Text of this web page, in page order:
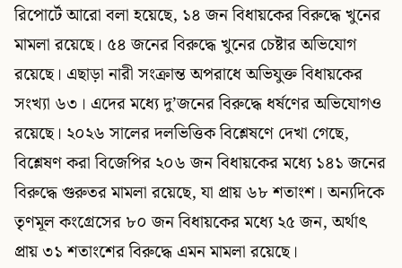
রিপোর্টে আরো বলা হয়েছে, ১৪ জন বিধায়কের বিরুদ্ধে খুনের
মামলা রয়েছে। ৫৪ জনের বিরুদ্ধে খুনের চেষ্টার অভিযোগ
রয়েছে। এছাড়া নারী সংক্রান্ত অপরাধে অভিযুক্ত বিধায়কের
সংখ্যা ৬৩। এদের মধ্যে দু’জনের বিরুদ্ধে ধর্ষণের অভিযোগও
রয়েছে। ২০২৬ সালের দলভিত্তিক বিশ্লেষণে দেখা গেছে,
বিশ্লেষণ করা বিজেপির ২০৬ জন বিধায়কের মধ্যে ১৪১ জনের
বিরুদ্ধে গুরুতর মামলা রয়েছে, যা প্রায় ৬৮ শতাংশ। অন্যদিকে
তৃণমূল কংগ্রেসের ৮০ জন বিধায়কের মধ্যে ২৫ জন, অর্থাৎ
প্রায় ৩১ শতাংশের বিরুদ্ধে এমন মামলা রয়েছে।